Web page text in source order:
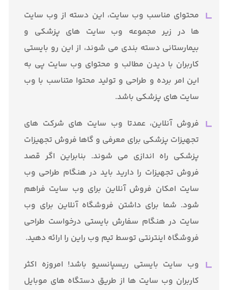
محتوای مناسب وب سایت، این دسته از وب سایت
ها در زیر مجموعه وب سایت های پزشکی و
بیمارستانی دسته بندی می شوند، از این رو بایستی
کاربران با دیدن مطالب و محتوای وب سایت پی به
این امر برده و طراحی و تولید محتوا متناسب با وب
سایت های پزشکی باشد.
فروش آنلاین، عمدتا وب سایت های شرکت های
تجهیزات پزشکی برای معرفی و گاها فروش تجهیزات
پزشکی راه اندازی می شوند. بنابراین اگر قصد
فروش تجهیزات را دارید باید در هنگام طراحی وب
سایت امکان فروش آنلاین برای وب سایت فراهم
شود. شما برای داشتن فروشگاه آنلاین برای وب
سایت در هنگام سفارش بایستی درخواست طراحی
فروشگاه اینترنتی توسط تیم وب راین را ارائه دهید.
وب سایت بایستی ریسپانسیو باشد! امروزه اکثر
کاربران وب سایت ها از طریق دستگاه های موبایل